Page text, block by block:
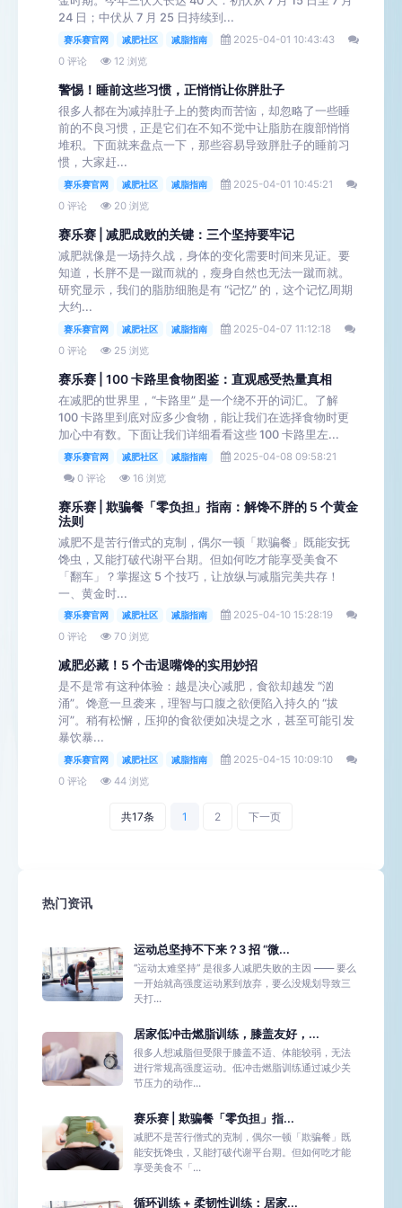
24 日；中伏从 7 月 25 日持续到...
赛乐赛官网 减肥社区 减脂指南
2025-04-01 10:43:43
0 评论
12 浏览
警惕！睡前这些习惯，正悄悄让你胖肚子
很多人都在为减掉肚子上的赘肉而苦恼，却忽略了一些睡
前的不良习惯，正是它们在不知不觉中让脂肪在腹部悄悄
堆积。下面就来盘点一下，那些容易导致胖肚子的睡前习
惯，大家赶...
赛乐赛官网 减肥社区 减脂指南
2025-04-01 10:45:21
0 评论
20 浏览
赛乐赛 | 减肥成败的关键：三个坚持要牢记
减肥就像是一场持久战，身体的变化需要时间来见证。要
知道，长胖不是一蹴而就的，瘦身自然也无法一蹴而就。
研究显示，我们的脂肪细胞是有 “记忆” 的，这个记忆周期
大约...
赛乐赛官网 减肥社区 减脂指南
2025-04-07 11:12:18
0 评论
25 浏览
赛乐赛 | 100 卡路里食物图鉴：直观感受热量真相
在减肥的世界里，“卡路里” 是一个绕不开的词汇。了解
100 卡路里到底对应多少食物，能让我们在选择食物时更
加心中有数。下面让我们详细看看这些 100 卡路里左...
赛乐赛官网 减肥社区 减脂指南
2025-04-08 09:58:21
0 评论
16 浏览
赛乐赛 | 欺骗餐「零负担」指南：解馋不胖的 5 个黄金
法则
减肥不是苦行僧式的克制，偶尔一顿「欺骗餐」既能安抚
馋虫，又能打破代谢平台期。但如何吃才能享受美食不
「翻车」？掌握这 5 个技巧，让放纵与减脂完美共存！
一、黄金时...
赛乐赛官网 减肥社区 减脂指南
2025-04-10 15:28:19
0 评论
70 浏览
减肥必藏！5 个击退嘴馋的实用妙招
是不是常有这种体验：越是决心减肥，食欲却越发 “汹
涌”。馋意一旦袭来，理智与口腹之欲便陷入持久的 “拔
河”。稍有松懈，压抑的食欲便如决堤之水，甚至可能引发
暴饮暴...
赛乐赛官网 减肥社区 减脂指南
2025-04-15 10:09:10
0 评论
44 浏览
共17条 1 2 下一页
热门资讯
运动总坚持不下来？3 招 “微...
“运动太难坚持” 是很多人减肥失败的主因 —— 要么
一开始就高强度运动累到放弃，要么没规划导致三
天打...
居家低冲击燃脂训练，膝盖友好，...
很多人想减脂但受限于膝盖不适、体能较弱，无法
进行常规高强度运动。低冲击燃脂训练通过减少关
节压力的动作...
赛乐赛 | 欺骗餐「零负担」指...
减肥不是苦行僧式的克制，偶尔一顿「欺骗餐」既
能安抚馋虫，又能打破代谢平台期。但如何吃才能
享受美食不「...
循环训练 + 柔韧性训练：居家...